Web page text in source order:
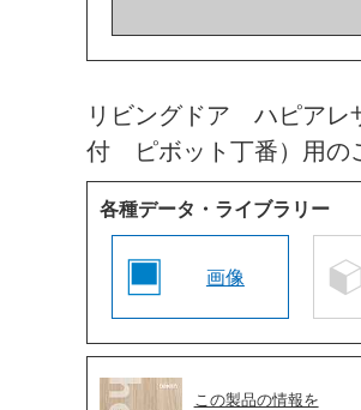
リビングドア ハピア
付 ピボット丁番）用の
各種データ・ライブラリー
画像
この製品の情報を